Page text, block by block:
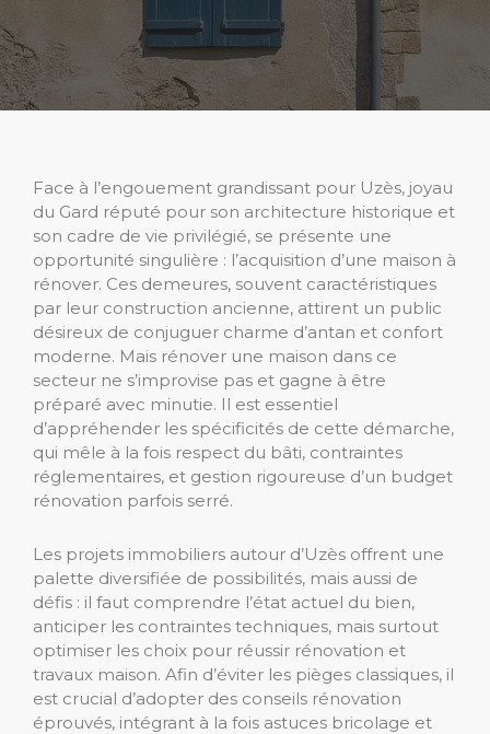
Face à l’engouement grandissant pour Uzès, joyau
du Gard réputé pour son architecture historique et
son cadre de vie privilégié, se présente une
opportunité singulière : l’acquisition d’une maison à
rénover. Ces demeures, souvent caractéristiques
par leur construction ancienne, attirent un public
désireux de conjuguer charme d’antan et confort
moderne. Mais rénover une maison dans ce
secteur ne s’improvise pas et gagne à être
préparé avec minutie. Il est essentiel
d’appréhender les spécificités de cette démarche,
qui mêle à la fois respect du bâti, contraintes
réglementaires, et gestion rigoureuse d’un budget
rénovation parfois serré.
Les projets immobiliers autour d’Uzès offrent une
palette diversifiée de possibilités, mais aussi de
défis : il faut comprendre l’état actuel du bien,
anticiper les contraintes techniques, mais surtout
optimiser les choix pour réussir rénovation et
travaux maison. Afin d’éviter les pièges classiques, il
est crucial d’adopter des conseils rénovation
éprouvés, intégrant à la fois astuces bricolage et